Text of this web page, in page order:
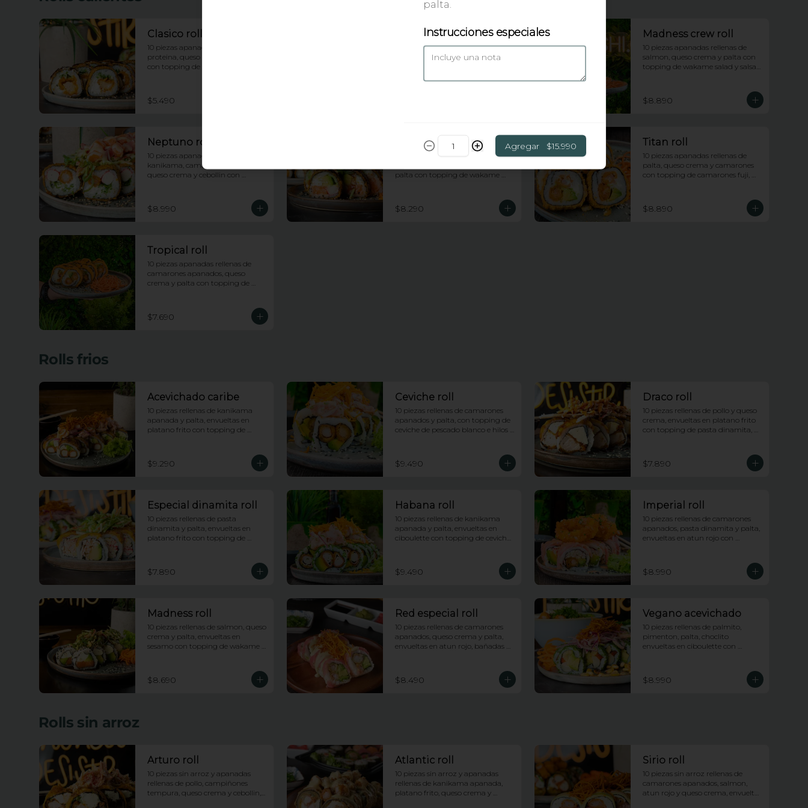
Clasico roll
10 piezas apanadas rellenas de
proteina, queso crema y cebollin
con topping de salsa anguila
$5.490
Huancaina roll
10 piezas apanadas rellenas de
pollo, queso crema, platano frito y
Madness crew roll
10 piezas apanadas rellenas de
salmon, queso crema y palta con
topping de wakame salad y salsa
$8.890
Neptuno roll
10 piezas apanadas rellenas de
kanikama, camarones apanados,
queso crema y cebollin con
$8.990
Tiger roll
10 piezas apanadas rellenas de
palta con topping de wakame
$8.290
Titan roll
10 piezas apanadas rellenas de
palta, queso crema y camarones
con topping de camarones fuji,
$8.890
Tropical roll
10 piezas apanadas rellenas de
camarones apanados, queso
crema y palta con topping de
$7.690
Rolls frios
Acevichado caribe
10 piezas rellenas de kanikama
apanada y palta, envueltas en
platano frito con topping de
$9.290
Ceviche roll
10 piezas rellenas de camarones
apanados y palta, con topping de
ceviche de pescado blanco e hilos
$9.490
Draco roll
10 piezas rellenas de pollo y queso
crema, envueltas en platano frito
con topping de pasta dinamita,
$7.890
Especial dinamita roll
10 piezas rellenas de pasta
dinamita y palta, envueltas en
platano frito con topping de
$7.890
Habana roll
10 piezas rellenas de kanikama
apanada y palta, envueltas en
ciboulette con topping de ceviche
$9.490
Imperial roll
10 piezas rellenas de camarones
apanados, pasta dinamita y palta,
envueltas en atun rojo con
de ciboulette
$8.990
Madness roll
10 piezas rellenas de salmon, queso
crema y palta, envueltas en
sesamo con topping de wakame
$8.690
Red especial roll
10 piezas rellenas de camarones
apanados, queso crema y palta,
envueltas en atun rojo, bañadas
$8.490
Vegano acevichado
10 piezas rellenas de palmito,
pimenton, palta, choclito
envueltas en ciboulette con
$8.990
Rolls sin arroz
Arturo roll
10 piezas sin arroz y apanadas
rellenas de pollo, campiñones
tempura, queso crema y cebollin,
Atlantic roll
10 piezas sin arroz y apanadas
rellenas de kanikama apanada,
platano frito, queso crema y
Sirio roll
10 piezas sin arroz rellenas de
camarones apanados, salmon,
atun rojo y queso crema, envueltas
palta.
Instrucciones especiales
Agregar $15.990